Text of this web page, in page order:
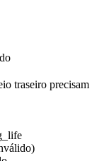
traseiro precisam